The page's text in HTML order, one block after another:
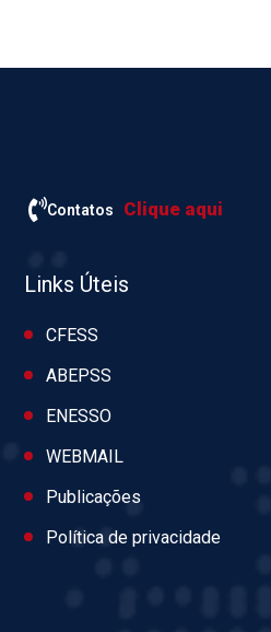
Contatos Clique aqui
Links Úteis
CFESS
ABEPSS
ENESSO
WEBMAIL
Publicações
Política de privacidade